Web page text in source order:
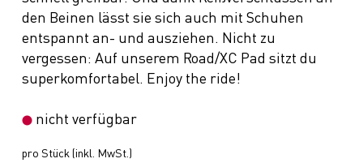
den Beinen lässt sie sich auch mit Schuhen
entspannt an- und ausziehen. Nicht zu
vergessen: Auf unserem Road/XC Pad sitzt du
superkomfortabel. Enjoy the ride!
nicht verfügbar
pro Stück (inkl. MwSt.)